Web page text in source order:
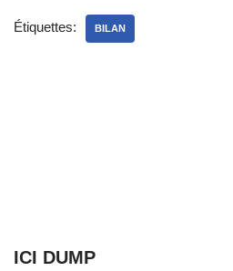
Étiquettes: BILAN
ICI DUMP